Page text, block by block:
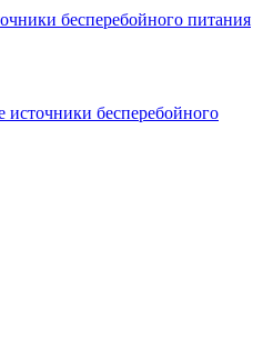
бесперебойного питания
источники бесперебойного